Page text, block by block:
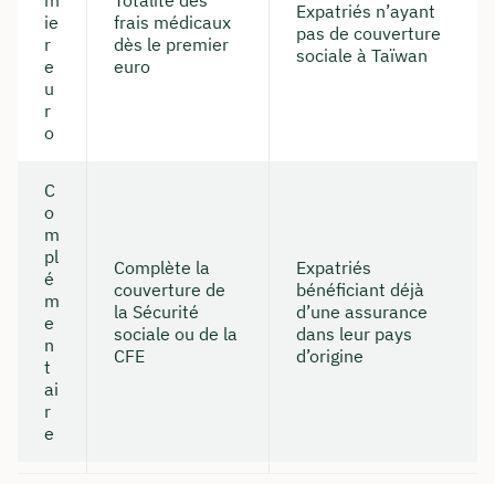
ie
r
e
u
r
o
frais médicaux
dès le premier
euro
Expatriés n’ayant
pas de couverture
sociale à Taïwan
C
o
m
pl
é
m
e
n
t
ai
r
e
Complète la
couverture de
la Sécurité
sociale ou de la
CFE
Expatriés
bénéficiant déjà
d’une assurance
dans leur pays
d’origine
Ou réservez une réunion web gratuite
Réserver une réunion